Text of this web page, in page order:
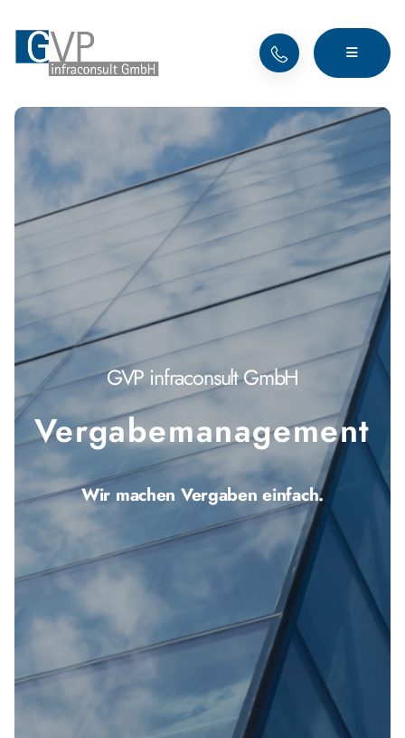
GVP infraconsult GmbH
Vergabe­management
Wir machen Vergaben einfach.